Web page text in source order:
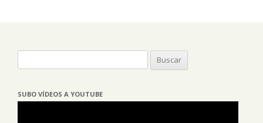
SUBO VÍDEOS A YOUTUBE